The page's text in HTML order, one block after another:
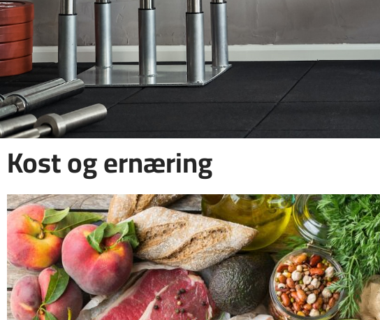
Kost og ernæring